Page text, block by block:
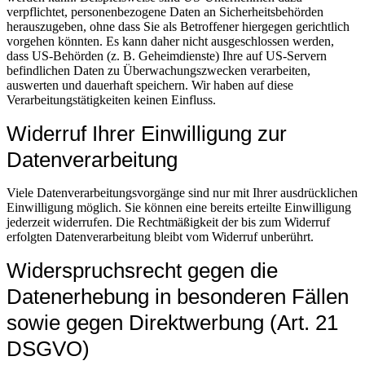
verpflichtet, personenbezogene Daten an Sicherheitsbehörden
herauszugeben, ohne dass Sie als Betroffener hiergegen gerichtlich
vorgehen könnten. Es kann daher nicht ausgeschlossen werden,
dass US-Behörden (z. B. Geheimdienste) Ihre auf US-Servern
befindlichen Daten zu Überwachungszwecken verarbeiten,
auswerten und dauerhaft speichern. Wir haben auf diese
Verarbeitungstätigkeiten keinen Einfluss.
Widerruf Ihrer Einwilligung zur
Datenverarbeitung
Viele Datenverarbeitungsvorgänge sind nur mit Ihrer ausdrücklichen
Einwilligung möglich. Sie können eine bereits erteilte Einwilligung
jederzeit widerrufen. Die Rechtmäßigkeit der bis zum Widerruf
erfolgten Datenverarbeitung bleibt vom Widerruf unberührt.
Widerspruchsrecht gegen die
Datenerhebung in besonderen Fällen
sowie gegen Direktwerbung (Art. 21
DSGVO)